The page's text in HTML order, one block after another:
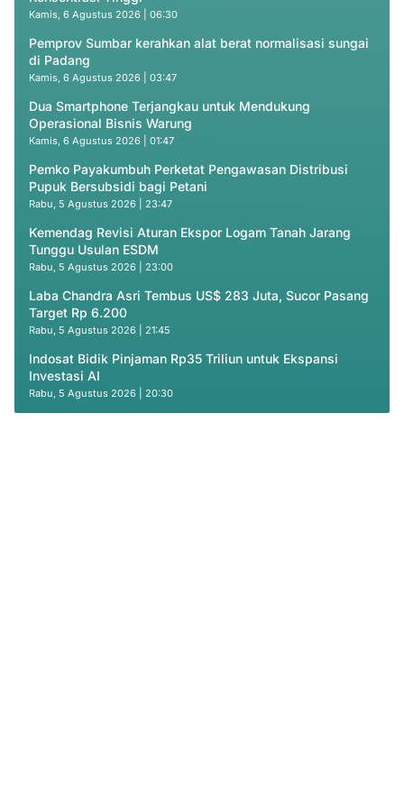
Kamis, 6 Agustus 2026 | 06:30
Pemprov Sumbar kerahkan alat berat normalisasi sungai
di Padang
Kamis, 6 Agustus 2026 | 03:47
Dua Smartphone Terjangkau untuk Mendukung
Operasional Bisnis Warung
Kamis, 6 Agustus 2026 | 01:47
Pemko Payakumbuh Perketat Pengawasan Distribusi
Pupuk Bersubsidi bagi Petani
Rabu, 5 Agustus 2026 | 23:47
Kemendag Revisi Aturan Ekspor Logam Tanah Jarang
Tunggu Usulan ESDM
Rabu, 5 Agustus 2026 | 23:00
Laba Chandra Asri Tembus US$ 283 Juta, Sucor Pasang
Target Rp 6.200
Rabu, 5 Agustus 2026 | 21:45
Indosat Bidik Pinjaman Rp35 Triliun untuk Ekspansi
Investasi AI
Rabu, 5 Agustus 2026 | 20:30